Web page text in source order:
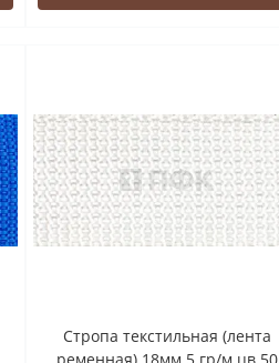
Стропа текстильная (лента